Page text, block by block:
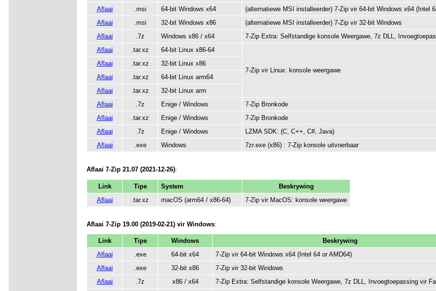
Aflaai
.msi 64-bit Windows x64
(alternatiewe MSI installeerder) 7-Zip vir 64-bit Windows x64 (Intel
Aflaai
.msi 32-bit Windows x86
(alternatiewe MSI installeerder) 7-Zip vir 32-bit Windows
Aflaai
.7z Windows x86 / x64
7-Zip Extra: Selfstandige konsole Weergawe, 7z DLL,
Aflaai
.tar.xz 64-bit Linux x86-64
7-Zip vir Linux: konsole weergawe
Aflaai .tar.xz
32-bit Linux x86
Aflaai
.tar.xz
64-bit Linux arm64
Aflaai
.tar.xz
32-bit Linux arm
Aflaai
.7z Enige / Windows
7-Zip Bronkode
Aflaai
.tar.xz Enige / Windows
7-Zip Bronkode
Aflaai
.7z Enige / Windows
LZMA SDK: (C, C++, C#, Java)
Aflaai
.exe Windows 7zr.exe (x86) : 7-Zip konsole uitvoerbaar
Aflaai 7-Zip 21.07 (2021-12-26):
Link Tipe System
Beskrywing
Aflaai
.tar.xz macOS (arm64 / x86-64) 7-Zip vir MacOS: konsole weergawe
Aflaai 7-Zip 19.00 (2019-02-21) vir Windows:
Link Tipe Windows
Beskrywing
Aflaai
.exe 64-bit x64
7-Zip vir 64-bit Windows x64 (Intel 64 or AMD64)
Aflaai
.exe 32-bit x86
7-Zip vir 32-bit Windows
Aflaai
.7z x86 / x64
7-Zip Extra: Selfstandige konsole Weergawe, 7z DLL, Invoegtoepassing vir